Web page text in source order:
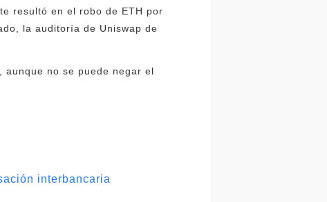
resultó en el robo de ETH por
la auditoría de Uniswap de
no se puede negar el
interbancaria